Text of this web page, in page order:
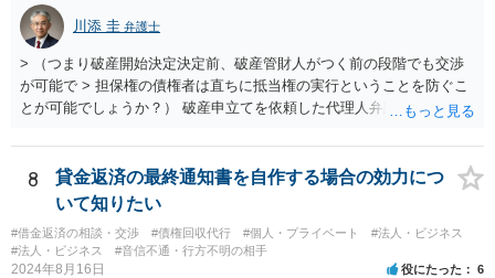
社が非免責債権であると主張するのであれば、破産手続の中（免責に
対する意見等）で主張すると思いますので、訴訟されるかどうかは破
産手続中に分かると思います。
川添 圭 弁護士
> （つまり破産開始決定決定前、破産管財人がつく前の段階でも交渉
が可能で > 担保権の債権者は直ちに抵当権の実行ということを防ぐこ
とが可能でしょうか？） 破産申立てを依頼した代理人弁護士が売買に
が可能な場合もありますが、オーバーローン事案では売却代金が手元
に残らないことになるため、弁護士としても慎重な判断が求められま
す。 > 例えば弁護士費用を分割で積立するなど半年、１年かかる場合
でも かなり率直な（身も蓋もない）意見を述べると、担保に供されて
いる共有持分を親族が取得することで不動産を守りたいのであれば、
弁護士費用は長期分割などせず、親族等から援助して貰うことを模索
8
貸金返済の最終通知書を自作する場合の効力につ
いて知りたい
#借金返済の相談・交渉 #債権回収代行 #個人・プライベート
#法人・ビジネス
#法人・ビジネス
#音信不通・行方不明の相手
2024年8月16日 役にたった 6